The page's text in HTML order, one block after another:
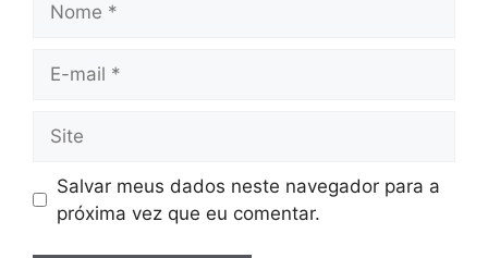
mail
Salvar meus dados neste navegador para a
próxima vez que eu comentar.